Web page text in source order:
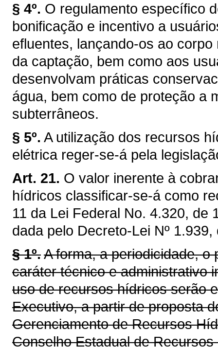
§ 4º. O regulamento específico
bonificação e incentivo a
efluentes, lançando-os ao
da captação, bem como aos
desenvolvam práticas
água, bem como de proteção a
subterrâneos.
§ 5º. A utilização dos recursos
elétrica reger-se-á pela
Art. 21. O valor inerente à
hídricos classificar-se-á como
11 da Lei Federal No. 4.320, de
dada pelo Decreto-Lei Nº
§ 1º.A forma, a periodicidade,
caráter técnico e administrativo
uso de recursos hídricos serão
Executivo, a partir de proposta
Gerenciamento de Recursos
Conselho Estadual de